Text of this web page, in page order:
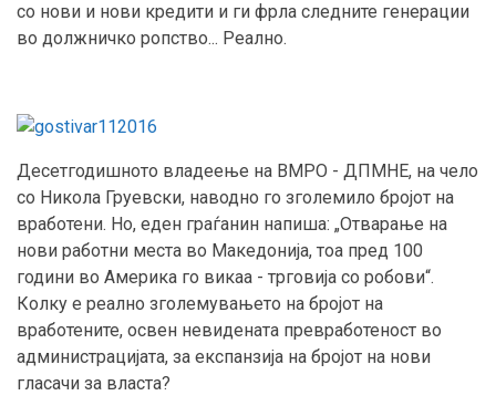
со нови и нови кредити и ги фрла следните генерации
во должничко ропство... Реално.
Десетгодишното владеење на ВМРО - ДПМНЕ, на чело
со Никола Груевски, наводно го зголемило бројот на
вработени. Но, еден граѓанин напиша: „Отварање на
нови работни места во Македонија, тоа пред 100
години во Америка го викаа - трговија со робови“.
Колку е реално зголемувањето на бројот на
вработените, освен невидената превработеност во
администрацијата, за експанзија на бројот на нови
гласачи за власта?